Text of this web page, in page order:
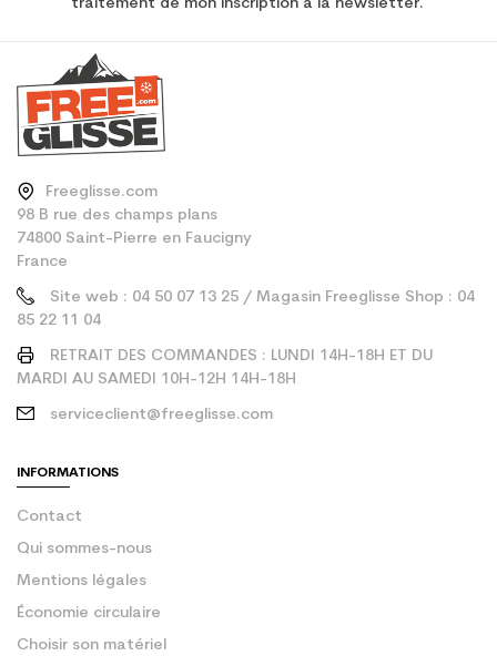
traitement de mon inscription à la newsletter.
Freeglisse.com
98 B rue des champs plans
74800 Saint-Pierre en Faucigny
France
Site web : 04 50 07 13 25 / Magasin Freeglisse Shop : 04
85 22 11 04
RETRAIT DES COMMANDES : LUNDI 14H-18H ET DU
MARDI AU SAMEDI 10H-12H 14H-18H
serviceclient@freeglisse.com
INFORMATIONS
Contact
Qui sommes-nous
Mentions légales
Économie circulaire
Choisir son matériel